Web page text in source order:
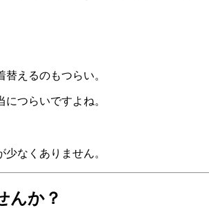
えるのもつらい。
つらいですよね。
なくありません。
んか？